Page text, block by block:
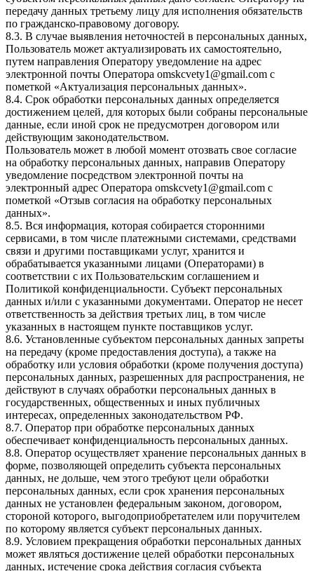
передачу данных третьему лицу для исполнения обязательств
по гражданско-правовому договору.
8.3. В случае выявления неточностей в персональных данных,
Пользователь может актуализировать их самостоятельно,
путем направления Оператору уведомление на адрес
электронной почты Оператора omskcvety1@gmail.com с
пометкой «Актуализация персональных данных».
8.4. Срок обработки персональных данных определяется
достижением целей, для которых были собраны персональные
данные, если иной срок не предусмотрен договором или
действующим законодательством.
Пользователь может в любой момент отозвать свое согласие
на обработку персональных данных, направив Оператору
уведомление посредством электронной почты на
электронный адрес Оператора omskcvety1@gmail.com с
пометкой «Отзыв согласия на обработку персональных
данных».
8.5. Вся информация, которая собирается сторонними
сервисами, в том числе платежными системами, средствами
связи и другими поставщиками услуг, хранится и
обрабатывается указанными лицами (Операторами) в
соответствии с их Пользовательским соглашением и
Политикой конфиденциальности. Субъект персональных
данных и/или с указанными документами. Оператор не несет
ответственность за действия третьих лиц, в том числе
указанных в настоящем пункте поставщиков услуг.
8.6. Установленные субъектом персональных данных запреты
на передачу (кроме предоставления доступа), а также на
обработку или условия обработки (кроме получения доступа)
персональных данных, разрешенных для распространения, не
действуют в случаях обработки персональных данных в
государственных, общественных и иных публичных
интересах, определенных законодательством РФ.
8.7. Оператор при обработке персональных данных
обеспечивает конфиденциальность персональных данных.
8.8. Оператор осуществляет хранение персональных данных в
форме, позволяющей определить субъекта персональных
данных, не дольше, чем этого требуют цели обработки
персональных данных, если срок хранения персональных
данных не установлен федеральным законом, договором,
стороной которого, выгодоприобретателем или поручителем
по которому является субъект персональных данных.
8.9. Условием прекращения обработки персональных данных
может являться достижение целей обработки персональных
данных, истечение срока действия согласия субъекта